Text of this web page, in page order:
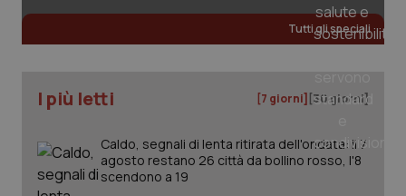
Tutti gli speciali
I più letti [7 giorni] [30 giorni]
Caldo, segnali di lenta ritirata dell'ondata: il 7
agosto restano 26 città da bollino rosso, l'8
scendono a 19
.quotidianosanita.it